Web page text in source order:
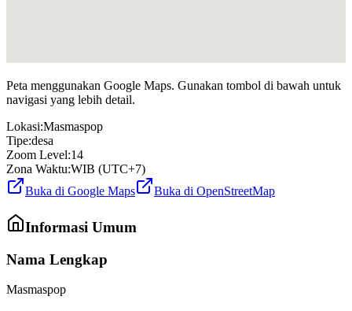
Peta menggunakan Google Maps. Gunakan tombol di bawah untuk
navigasi yang lebih detail.
Lokasi:Masmaspop
Tipe:desa
Zoom Level:14
Zona Waktu:WIB (UTC+7)
Buka di Google Maps
Buka di OpenStreetMap
Informasi Umum
Nama Lengkap
Masmaspop